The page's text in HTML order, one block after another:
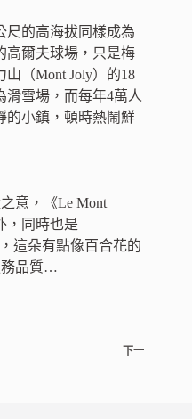
尺的高海拔同樣成為
高爾夫球場，只是梅
（Mont Joly）的18
滑雪場，而每年4萬人
的小鎮，頓時熱鬧鮮
意，《Le Mont
，同時也是
這朵有點像百合花的
務品質…
下一